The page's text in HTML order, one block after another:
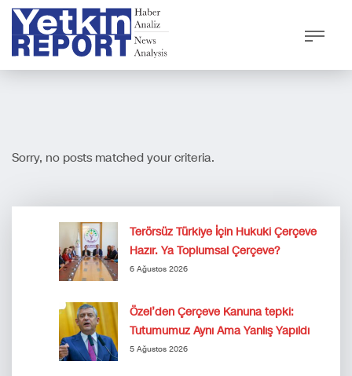
Sorry, no posts matched your criteria.
Terörsüz Türkiye İçin Hukuki Çerçeve
Hazır. Ya Toplumsal Çerçeve?
6 Ağustos 2026
Özel’den Çerçeve Kanuna tepki:
Tutumumuz Aynı Ama Yanlış Yapıldı
5 Ağustos 2026